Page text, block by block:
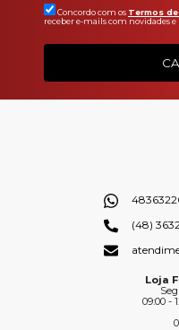
Concordo com os Termos
receber e-mails com novidades e
(48)
Loja
09:00 -